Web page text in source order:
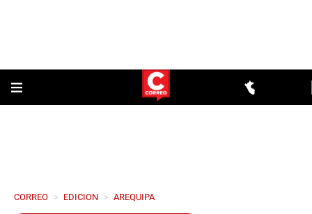
CORREO > EDICION > AREQUIPA